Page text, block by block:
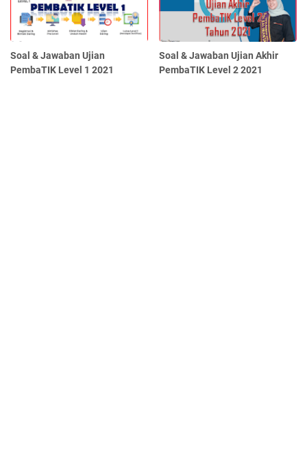
Soal & Jawaban Ujian
PembaTIK Level 1 2021
Soal & Jawaban Ujian Akhir
PembaTIK Level 2 2021